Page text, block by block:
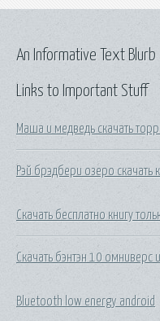
Links to Important Stuff
Маша и медведь скачать
Рэй брэдбери озеро скачать
Скачать бесплатно книгу
Скачать бэнтэн 10 омниверс
Bluetooth low energy android
An Informative Text Blurb